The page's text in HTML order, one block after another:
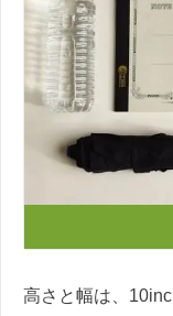
高さと幅は、